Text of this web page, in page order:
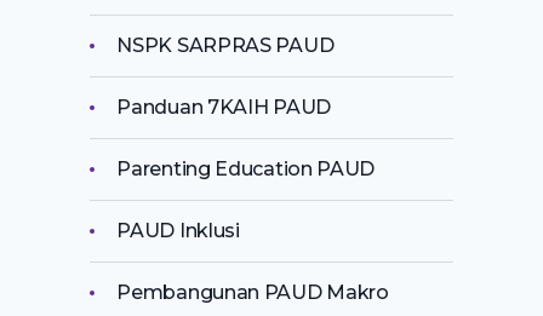
NSPK SARPRAS PAUD
Panduan 7KAIH PAUD
Parenting Education PAUD
PAUD Inklusi
Pembangunan PAUD Makro